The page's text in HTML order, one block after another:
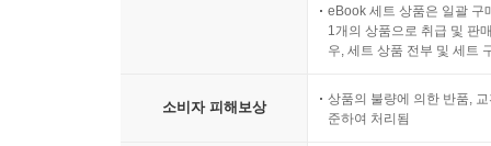
eBook 세트 상품은 일괄 구
1개의 상품으로 취급 및 판
우, 세트 상품 전부 및 세트
소비자 피해보상
상품의 불량에 의한 반품,
준하여 처리됨